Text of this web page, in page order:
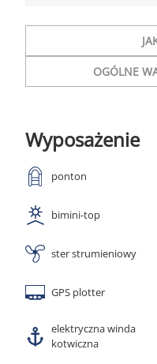
OGÓLNE
Wyposażenie
ponton
bimini-top
ster strumieniowy
GPS plotter
elektryczna winda
kotwiczna